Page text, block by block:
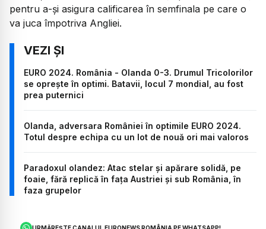
pentru a-și asigura calificarea în semfinala pe care o
va juca împotriva Angliei.
EURO 2024. România - Olanda 0-3. Drumul Tricolorilor
se oprește în optimi. Batavii, locul 7 mondial, au fost
prea puternici
Olanda, adversara României în optimile EURO 2024.
Totul despre echipa cu un lot de nouă ori mai valoros
Paradoxul olandez: Atac stelar și apărare solidă, pe
foaie, fără replică în fața Austriei și sub România, în
faza grupelor